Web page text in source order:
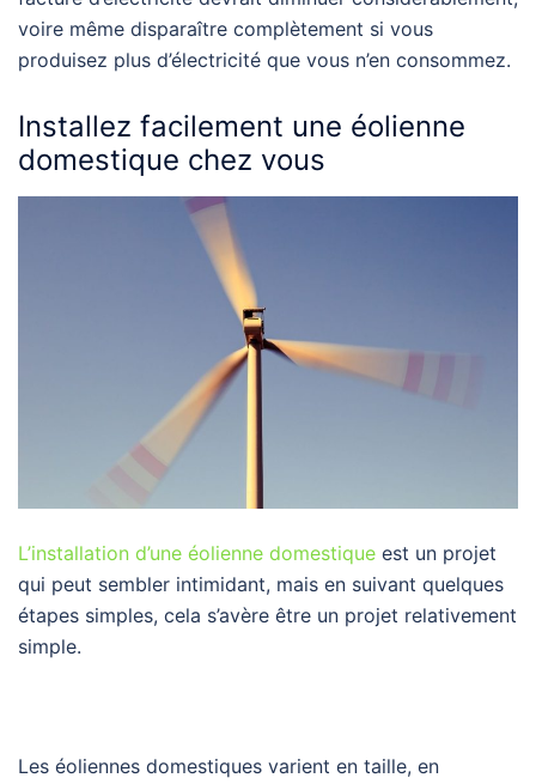
voire même disparaître complètement si vous
produisez plus d’électricité que vous n’en consommez.
Installez facilement une éolienne
domestique chez vous
L’installation d’une éolienne domestique est un projet
qui peut sembler intimidant, mais en suivant quelques
étapes simples, cela s’avère être un projet relativement
simple.
Les éoliennes domestiques varient en taille, en